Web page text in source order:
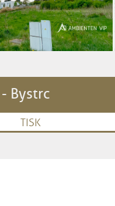
Bystrc
TISK